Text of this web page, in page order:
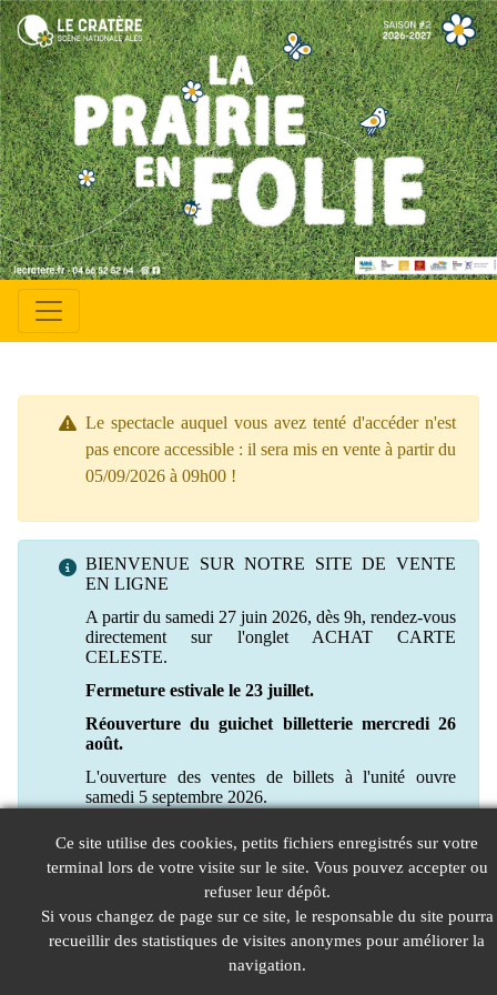
Le spectacle auquel vous avez tenté d'accéder n'est
pas encore accessible : il sera mis en vente à partir du
05/09/2026 à 09h00 !
BIENVENUE SUR NOTRE SITE DE VENTE
EN LIGNE
A partir du samedi 27 juin 2026, dès 9h, rendez-vous
directement sur l'onglet ACHAT CARTE
CELESTE.
Fermeture estivale le 23 juillet.
Réouverture du guichet billetterie mercredi 26
août.
L'ouverture des ventes de billets à l'unité ouvre
samedi 5 septembre 2026.
Ce site utilise des cookies, petits fichiers enregistrés sur votre
terminal lors de votre visite sur le site. Vous pouvez accepter ou
refuser leur dépôt.
Si vous changez de page sur ce site, le responsable du site pourra
recueillir des statistiques de visites anonymes pour améliorer la
navigation.